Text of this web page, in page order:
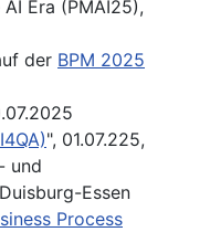
Era (PMAI25),
der BPM 2025
", 01.07.225,
und
Essen
Process